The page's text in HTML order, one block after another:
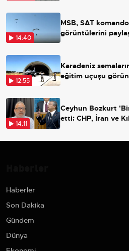
14:40
MSB, SAT
görüntülerini
12:55
Karadeniz
eğitim uçuşu
14:11
Ceyhun Bozkurt
etti: CHP, İran ve
Haberler
Son Dakika
Gündem
Dünya